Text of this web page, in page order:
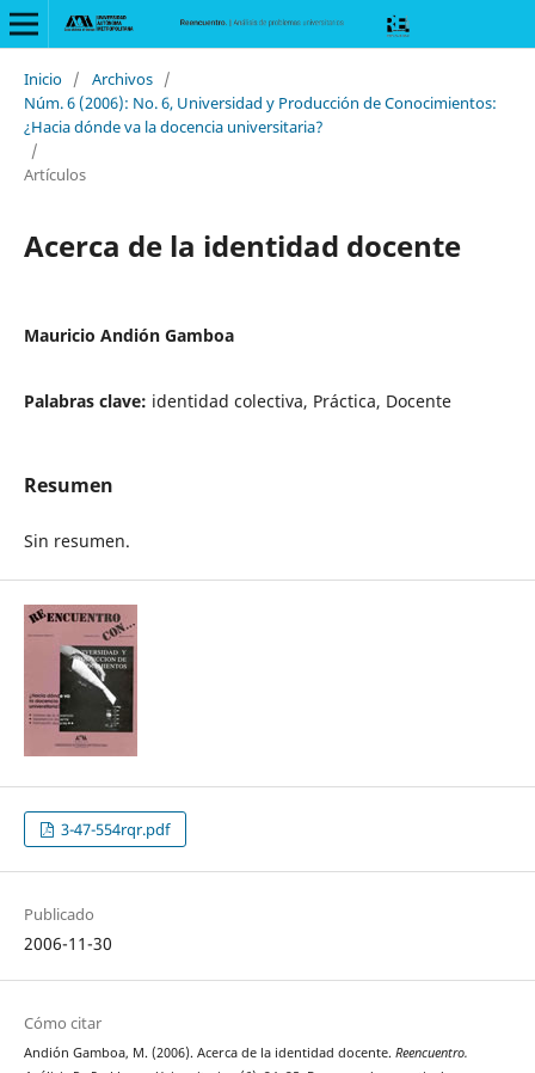
Inicio / Archivos /
Núm. 6 (2006): No. 6, Universidad y Producción de Conocimientos:
¿Hacia dónde va la docencia universitaria?
/
Artículos
Acerca de la identidad docente
Mauricio Andión Gamboa
Palabras clave: identidad colectiva, Práctica, Docente
Resumen
Sin resumen.
3-47-554rqr.pdf
Publicado
2006-11-30
Cómo citar
Andión Gamboa, M. (2006). Acerca de la identidad docente. Reencuentro.